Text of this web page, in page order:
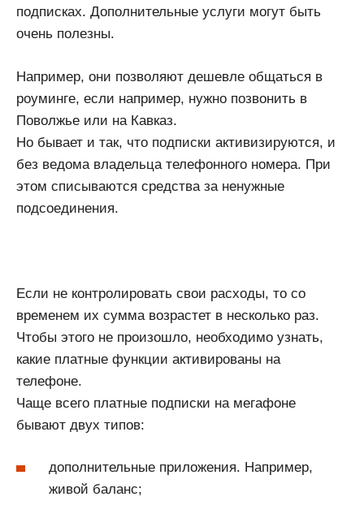
подписках. Дополнительные услуги могут быть
очень полезны.
Например, они позволяют дешевле общаться в
роуминге, если например, нужно позвонить в
Поволжье или на Кавказ.
Но бывает и так, что подписки активизируются, и
без ведома владельца телефонного номера. При
этом списываются средства за ненужные
подсоединения.
Если не контролировать свои расходы, то со
временем их сумма возрастет в несколько раз.
Чтобы этого не произошло, необходимо узнать,
какие платные функции активированы на
телефоне.
Чаще всего платные подписки на мегафоне
бывают двух типов:
дополнительные приложения. Например,
живой баланс;